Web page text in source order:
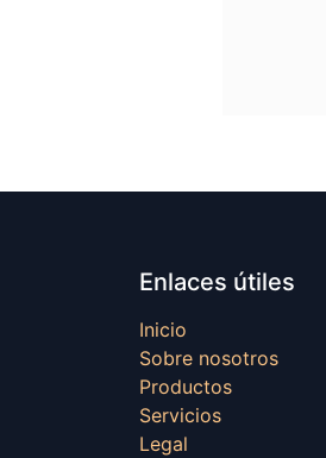
Enlaces útiles
Inicio
Sobre nosotros
Productos
Servicios
Legal